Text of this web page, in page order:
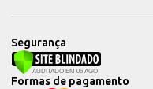
Segurança
Formas de pagamento